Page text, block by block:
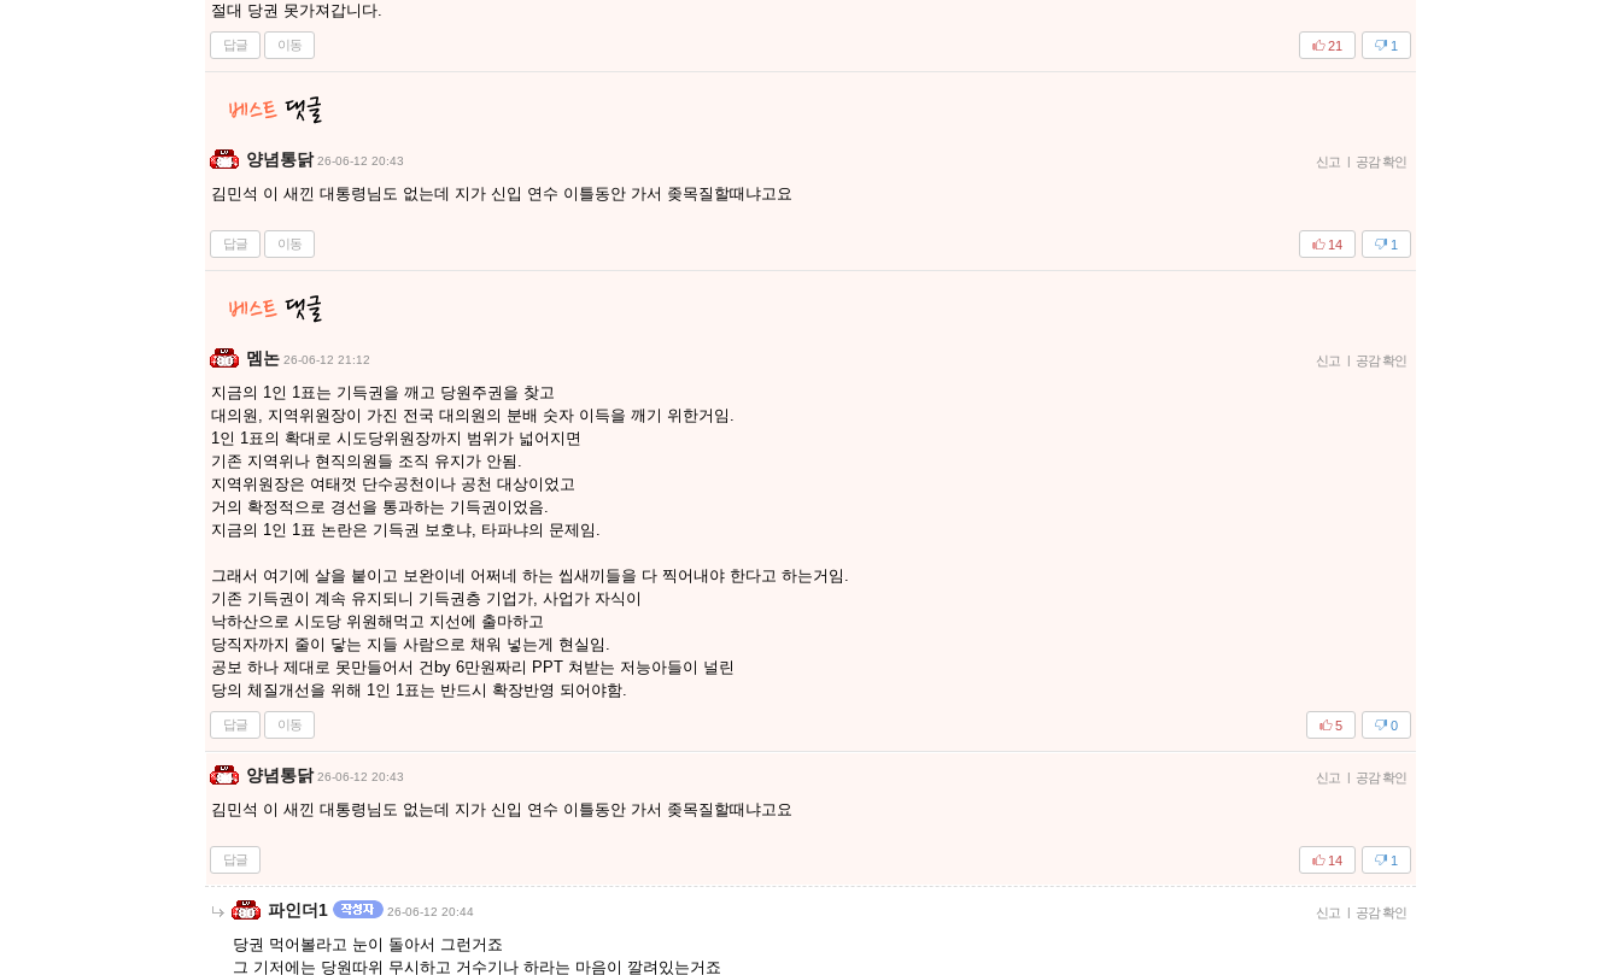
절대 당권 못가져갑니다.
답글 이동 1
21
양념통닭 26-06-12 20:43 신고 | 공감 확인
김민석 이 새낀 대통령님도 없는데 지가 신입 연수 이틀동안 가서 좆목질할때냐고요
답글 이동 1
14
멤논 26-06-12 21:12 신고 | 공감 확인
지금의 1인 1표는 기득권을 깨고 당원주권을 찾고
대의원, 지역위원장이 가진 전국 대의원의 분배 숫자 이득을 깨기 위한거임.
1인 1표의 확대로 시도당위원장까지 범위가 넓어지면
기존 지역위나 현직의원들 조직 유지가 안됨.
지역위원장은 여태껏 단수공천이나 공천 대상이었고
거의 확정적으로 경선을 통과하는 기득권이었음.
지금의 1인 1표 논란은 기득권 보호냐, 타파냐의 문제임.
그래서 여기에 살을 붙이고 보완이네 어쩌네 하는 씹새끼들을 다 찍어내야 한다고 하는거임.
기존 기득권이 계속 유지되니 기득권층 기업가, 사업가 자식이
낙하산으로 시도당 위원해먹고 지선에 출마하고
당직자까지 줄이 닿는 지들 사람으로 채워 넣는게 현실임.
공보 하나 제대로 못만들어서 건by 6만원짜리 PPT 쳐받는 저능아들이 널린
당의 체질개선을 위해 1인 1표는 반드시 확장반영 되어야함.
답글 이동 0
5
양념통닭 26-06-12 20:43 신고 | 공감 확인
김민석 이 새낀 대통령님도 없는데 지가 신입 연수 이틀동안 가서 좆목질할때냐고요
답글 1
14
파인더1 26-06-12 20:44 신고 | 공감 확인
당권 먹어볼라고 눈이 돌아서 그런거죠
그 기저에는 당원따위 무시하고 거수기나 하라는 마음이 깔려있는거죠